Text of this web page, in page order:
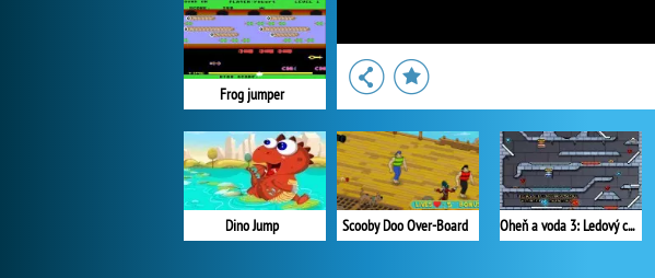
Frog jumper
Dino Jump Scooby Doo Over-Board Oheň a voda 3: Ledový chrám